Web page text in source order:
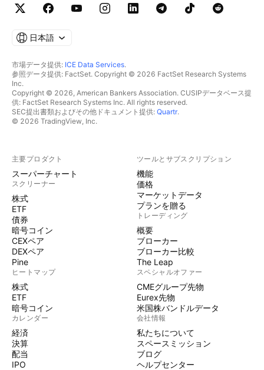
日本語
市場データ提供: ICE Data Services.
参照データ提供: FactSet. Copyright © 2026 FactSet Research Systems
Inc.
Copyright © 2026, American Bankers Association. CUSIPデータベース提
供: FactSet Research Systems Inc. All rights reserved.
SEC提出書類およびその他ドキュメント提供: Quartr.
© 2026 TradingView, Inc.
主要プロダクト
スーパーチャート
スクリーナー
株式
ETF
債券
暗号コイン
CEXペア
DEXペア
Pine
ヒートマップ
株式
ETF
暗号コイン
カレンダー
経済
決算
配当
IPO
ツールとサブスクリプション
機能
価格
マーケットデータ
プランを贈る
トレーディング
概要
ブローカー
ブローカー比較
The Leap
スペシャルオファー
CMEグループ先物
Eurex先物
米国株バンドルデータ
会社情報
私たちについて
スペースミッション
ブログ
ヘルプセンター